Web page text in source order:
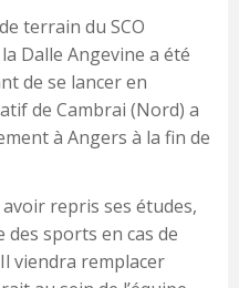
terrain du SCO
Dalle Angevine a été
de se lancer en
de Cambrai (Nord) a
à Angers à la fin de
avoir repris ses études,
des sports en cas de
viendra remplacer